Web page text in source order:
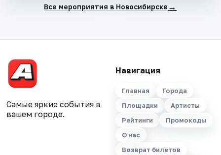
Все мероприятия в Новосибирске →
Самые яркие события в
вашем городе.
Навигация
Главная
Города
Площадки
Артисты
Рейтинги
Промокоды
О нас
Возврат билетов